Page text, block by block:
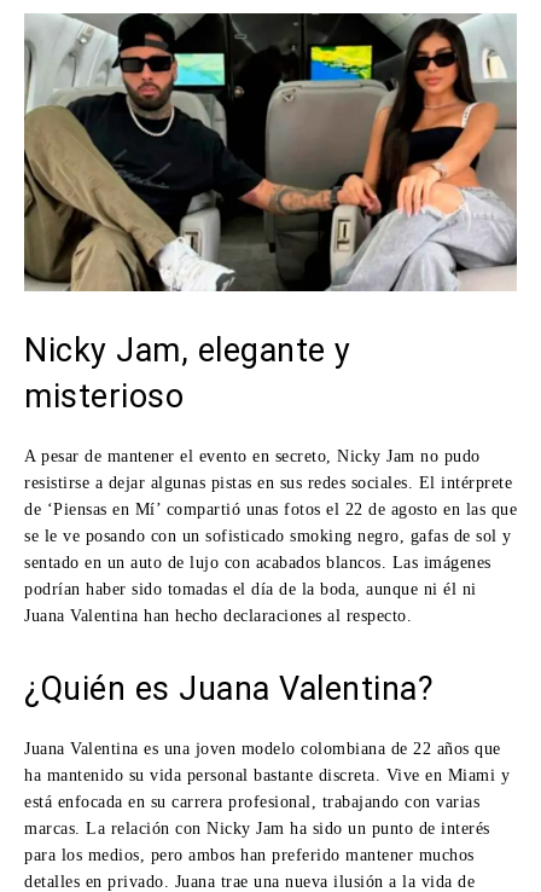
Nicky Jam, elegante y
misterioso
A pesar de mantener el evento en secreto, Nicky Jam no pudo
resistirse a dejar algunas pistas en sus redes sociales. El intérprete
de ‘Piensas en Mí’ compartió unas fotos el 22 de agosto en las que
se le ve posando con un sofisticado smoking negro, gafas de sol y
sentado en un auto de lujo con acabados blancos. Las imágenes
podrían haber sido tomadas el día de la boda, aunque ni él ni
Juana Valentina han hecho declaraciones al respecto.
¿Quién es Juana Valentina?
Juana Valentina es una joven modelo colombiana de 22 años que
ha mantenido su vida personal bastante discreta. Vive en Miami y
está enfocada en su carrera profesional, trabajando con varias
marcas. La relación con Nicky Jam ha sido un punto de interés
para los medios, pero ambos han preferido mantener muchos
detalles en privado. Juana trae una nueva ilusión a la vida de